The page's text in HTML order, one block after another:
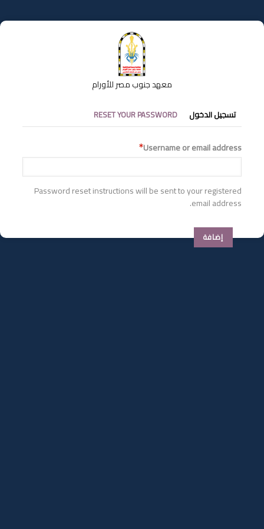
إلى
المحتوى
معهد جنوب مصر للأورام
التبويبات
الأساسية
تسجيل الدخول RESET YOUR PASSWORD
Username or email address
Password reset instructions will be sent to your registered
email address.